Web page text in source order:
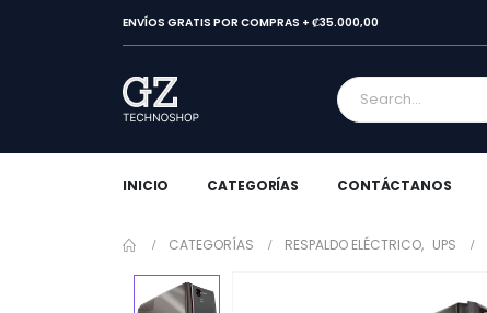
ENVÍOS GRATIS POR COMPRAS + ₡35.000,00
INICIO CATEGORÍAS CONTÁCTANOS
CATEGORÍAS RESPALDO ELÉCTRICO, UPS